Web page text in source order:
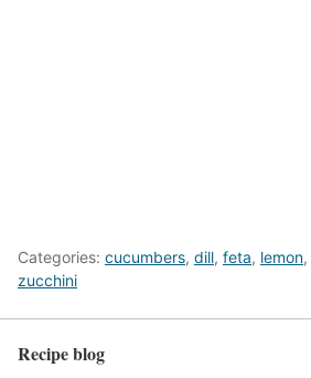
Categories: cucumbers, dill, feta, lemon,
zucchini
Recipe blog